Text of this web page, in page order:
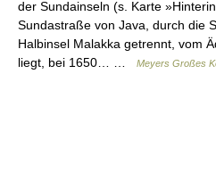
der Sundainseln (s. Karte
Sundastraße von Java, durch die
Halbinsel Malakka getrennt, vom
liegt, bei 1650… …
Meyers Großes